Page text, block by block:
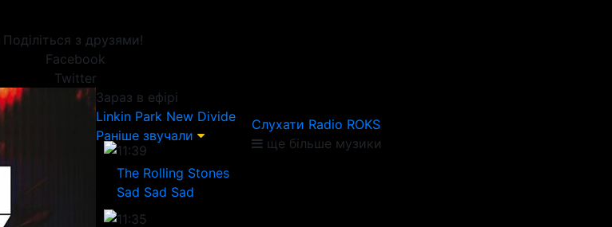
Поділіться з друзями!
Facebook
Twitter
Зараз в ефірі
Linkin Park New Divide
Раніше звучали
11:39
The Rolling Stones
Sad Sad Sad
11:35
Слухати Radio ROKS
ще більше музики